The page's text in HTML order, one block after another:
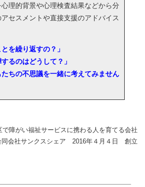
心理的背景や心理検査結果などから分
セスメントや直接支援のアドバイス
とを繰り返すの？」
するのはどうして？」
ちの不思議を一緒に考えてみません
で障がい福祉サービスに携わる人を育てる会社
会社サンクスシェア 2016年４月４日 創立